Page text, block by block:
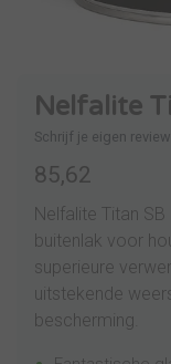
Nelfalite
Schrijf je eigen review
85,62
Nelfalite Titan
buitenlak voor
superieure
uitstekende
bescherming.